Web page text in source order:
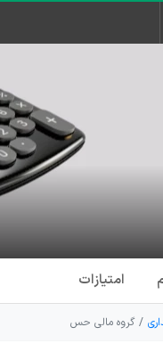
امتیازات
گروه مالی حس